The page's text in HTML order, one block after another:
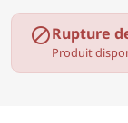
Rupture
Produit